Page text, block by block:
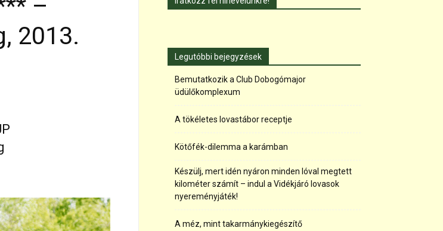
–
2013.
Legutóbbi bejegyzések
Bemutatkozik a Club Dobogómajor
üdülőkomplexum
A tökéletes lovastábor receptje
Kötőfék-dilemma a karámban
Készülj, mert idén nyáron minden lóval megtett
kilométer számít – indul a Vidékjáró lovasok
nyereményjáték!
A méz, mint takarmánykiegészítő